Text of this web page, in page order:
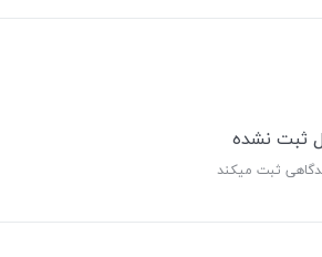
ثبت نشده
ثبت میکند